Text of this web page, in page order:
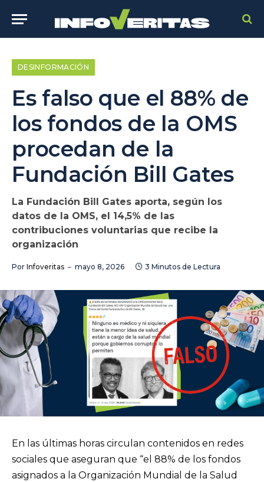
DESINFORMACIÓN
Es falso que el 88% de
los fondos de la OMS
procedan de la
Fundación Bill Gates
La Fundación Bill Gates aporta, según los
datos de la OMS, el 14,5% de las
contribuciones voluntarias que recibe la
organización
Por Infoveritas mayo 8, 2026 3 Minutos de Lectura
En las últimas horas circulan contenidos en redes
sociales que aseguran que “el 88% de los fondos
asignados a la Organización Mundial de la Salud